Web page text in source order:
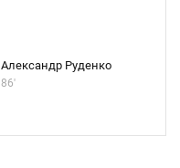
Александр Руденко
86'